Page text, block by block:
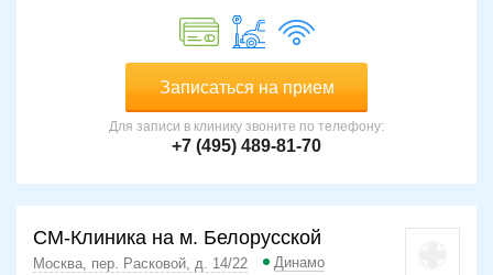
Записаться на прием
Для записи в клинику звоните по телефону:
+7 (495) 489-81-70
СМ-Клиника на м. Белорусской
Москва, пер. Расковой, д. 14/22
Динамо